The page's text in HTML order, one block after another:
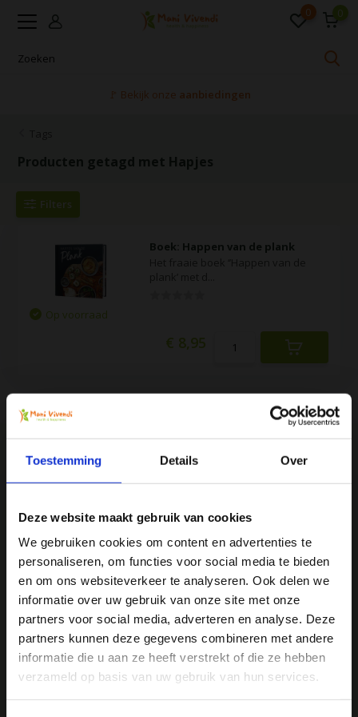
Toestemming Details Over
Deze website maakt gebruik van cookies
We gebruiken cookies om content en advertenties te
personaliseren, om functies voor social media te bieden
en om ons websiteverkeer te analyseren. Ook delen we
informatie over uw gebruik van onze site met onze
partners voor social media, adverteren en analyse. Deze
partners kunnen deze gegevens combineren met andere
informatie die u aan ze heeft verstrekt of die ze hebben
verzameld op basis van uw gebruik van hun services.
0 0
🚩 Bekijk onze aanbiedingen
Producten getagd met Hapjes
Filters
Boek: Happen van de plank
Op voorraad
€ 8,95
Mani Vivendi gezondheidsproducten: Net dat
beetje extra!
Mani Vivendi heeft bijna 25 jaar ervaring met effectieve,
duurzame producten die de gezondheid in het algemeen
bevorderen en klachten helpen voorkomen.
Contact opnemen
Ja, ik wil 5% korting op mijn
volgende bestelling!
Ontvang direct 5% kortingop je volgende aankoop en
profiteer maandelijks van hoge kortingen door je te
abonneren op onze leuke nieuwsbrief! 😀